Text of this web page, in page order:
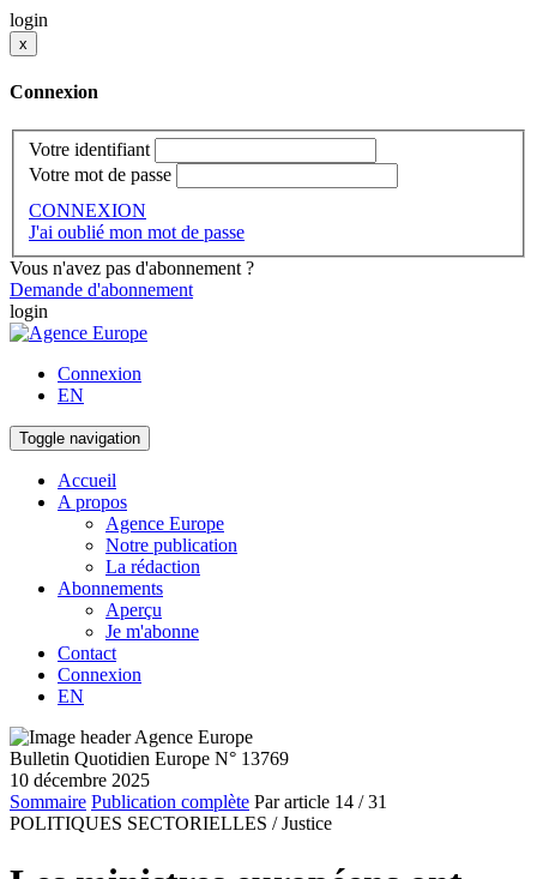
login
x
Connexion
Votre identifiant
Votre mot de passe
CONNEXION
J'ai oublié mon mot de passe
Vous n'avez pas d'abonnement ?
Demande d'abonnement
login
Connexion
EN
Toggle navigation
Accueil
A propos
Agence Europe
Notre publication
La rédaction
Abonnements
Aperçu
Je m'abonne
Contact
Connexion
EN
Bulletin Quotidien Europe N° 13769
10 décembre 2025
Sommaire Publication complète Par article 14 / 31
POLITIQUES SECTORIELLES / Justice